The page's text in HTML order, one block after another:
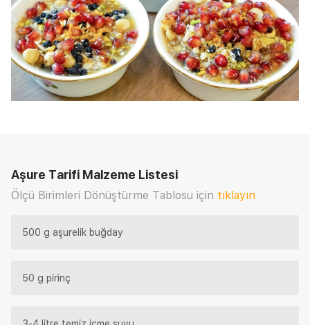
Aşure Tarifi Malzeme Listesi
Ölçü Birimleri Dönüştürme Tablosu için tıklayın
500 g aşurelik buğday
50 g pirinç